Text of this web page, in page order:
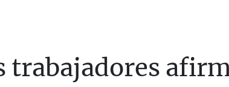
trabajadores